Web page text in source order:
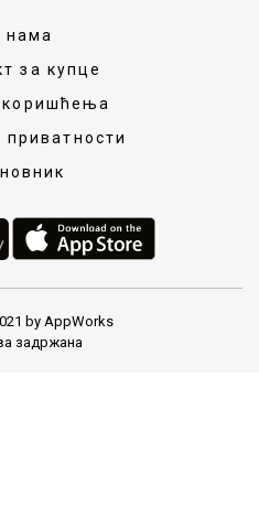
нама
за купце
коришћења
приватности
by AppWorks
задржана